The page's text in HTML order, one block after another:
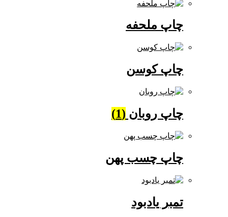
چاپ ملحفه
چاپ کوسن
چاپ روبان(1)
چاپ چسب پهن
تمبر یادبود